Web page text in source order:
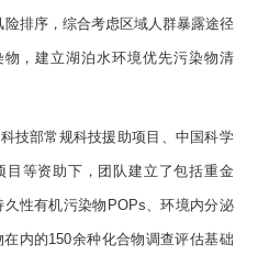
排序，综合考虑区域人群暴露途径
，建立湖泊水环境优先污染物清
技部常规科技援助项目、中国科学
等资助下，团队建立了包括重金
性有机污染物POPs、环境内分泌
内的150余种化合物调查评估基础